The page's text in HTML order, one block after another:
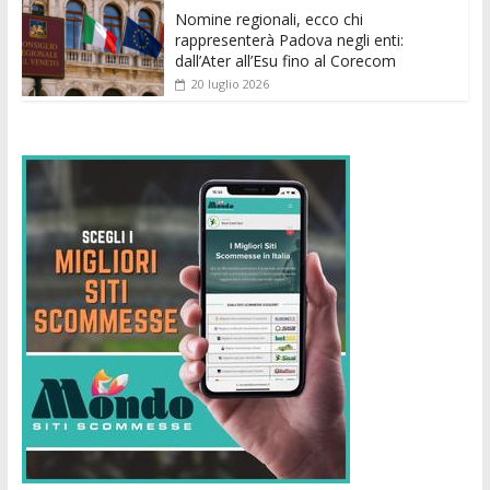
Nomine regionali, ecco chi
rappresenterà Padova negli enti:
dall’Ater all’Esu fino al Corecom
20 luglio 2026